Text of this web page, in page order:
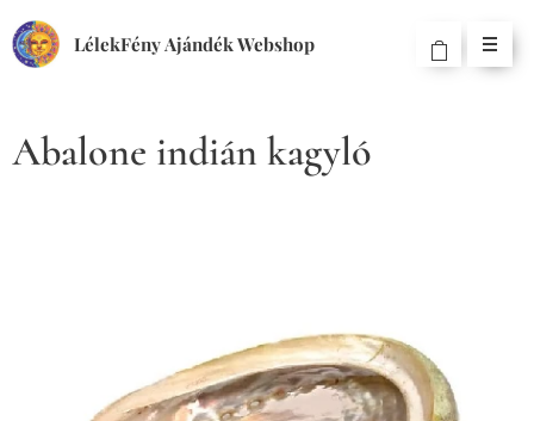
LélekFény Ajándék Webshop
Abalone indián kagyló